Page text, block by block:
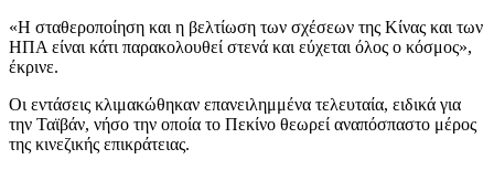
«Η σταθεροποίηση και η βελτίωση των σχέσεων της Κίνας και των
ΗΠΑ είναι κάτι παρακολουθεί στενά και εύχεται όλος ο κόσμος»,
έκρινε.
Οι εντάσεις κλιμακώθηκαν επανειλημμένα τελευταία, ειδικά για
την Ταϊβάν, νήσο την οποία το Πεκίνο θεωρεί αναπόσπαστο μέρος
της κινεζικής επικράτειας.